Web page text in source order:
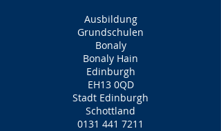
Ausbildung
Grundschulen
Bonaly
Bonaly Hain
Edinburgh
EH13 0QD
Stadt Edinburgh
Schottland
0131 441 7211